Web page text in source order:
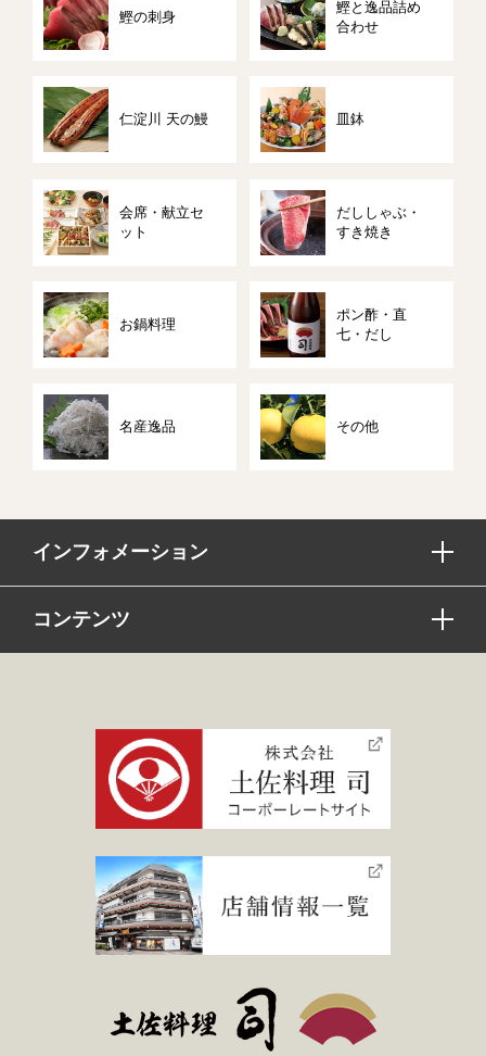
鰹の刺身
鰹と逸品詰め
合わせ
仁淀川 天の鰻 皿鉢
会席・献立セ
ット
だししゃぶ・
すき焼き
お鍋料理
ポン酢・直
七・だし
名産逸品 その他
インフォメーション
コンテンツ